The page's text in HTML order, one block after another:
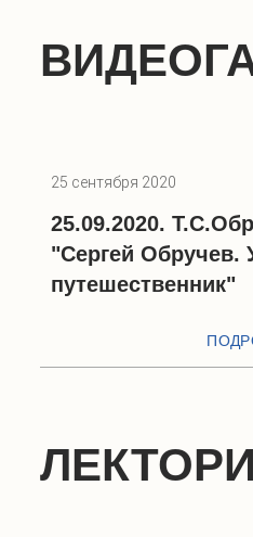
25 сентября 2020
25.09.2020.
"Сергей Обручев.
путешественник"